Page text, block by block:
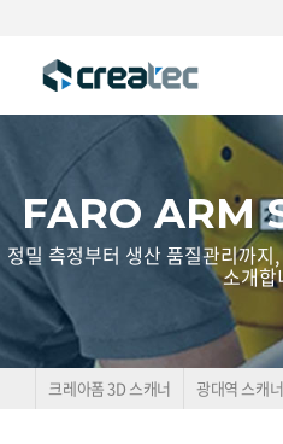
FARO ARM
정밀 측정부터 생산 품질관리까
소개합
크레아폼 3D 스캐너 광대역 스캐너